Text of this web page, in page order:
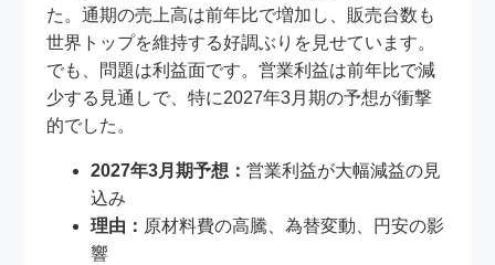
た。通期の売上高は前年比で増加し、販売台数も
世界トップを維持する好調ぶりを見せています。
でも、問題は利益面です。営業利益は前年比で減
少する見通しで、特に2027年3月期の予想が衝撃
的でした。
2027年3月期予想：営業利益が大幅減益の見
込み
理由： 原材料費の高騰、為替変動、円安の影
響